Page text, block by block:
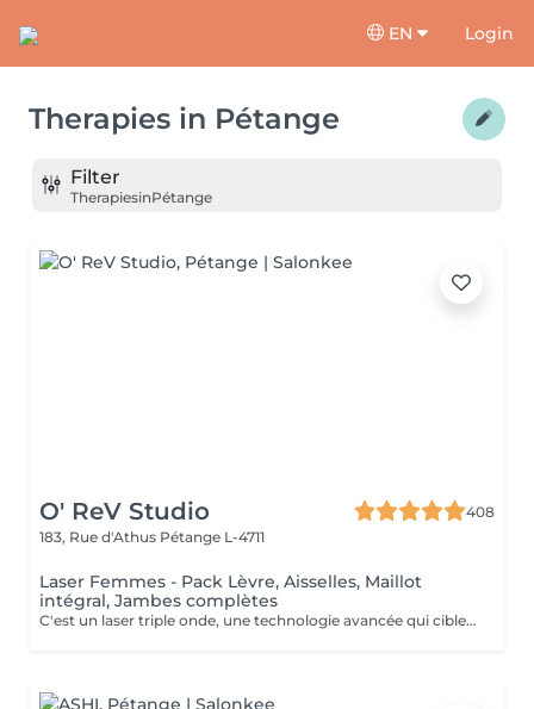
EN Login
Therapies in Pétange
Filter
TherapiesinPétange
O' ReV Studio
408
183, Rue d'Athus Pétange L-4711
Laser Femmes - Pack Lèvre, Aisselles, Maillot
intégral, Jambes complètes
C'est un laser triple onde, une technologie avancée qui cible efficacement tous les types de poils et de peaux. Grâce à ses trois longueurs d'onde (Alexandrite, Diode et Nd:YAG), il agit en profondeur pour une épilation définitive optimale, tout en assurant un traitement confortable et sécurisé. Ce pack complet inclut l'épilation définitive des lèvres supérieures, aisselles, maillot integral devant et derrière et jambes complètes, pour une peau lisse et sans poils sur le long terme. Contre indications: Grossesse et allaitement Exposition au soleil & solarium 2 jours avant et après Présence de plaies, infections cutanées ou herpès actif Prise de médicaments photo-sensibilisants (Roaccutane, antibiotiques, anti-inflammatoires etc,...) Maladies de peau (eczéma, psoriasis, vitiligo, etc.) Diabète non contrôlé Épilepsie (à cause de la lumière du laser) Implants métalliques ou pacemaker Varices importantes sur la zone traitée